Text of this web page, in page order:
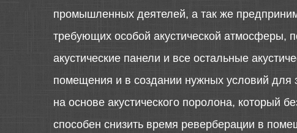
промышленных деятелей, а так же
требующих особой акустической атмосферы,
акустические панели и все остальные
помещения и в создании нужных условий для
на основе акустического поролона, который
способен снизить время реверберации в